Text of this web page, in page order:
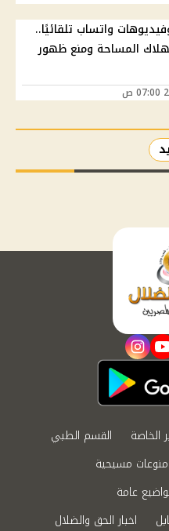
واتساب تلقائيًا..
المساحة ومنع ظهور
youtube
instagram
الخاصة
القسم الطبي
منوعات مسيحية
عامة
اخبار الحق والضلال